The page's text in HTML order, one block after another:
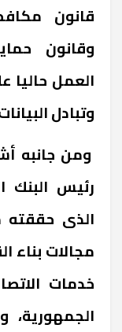
قانون
وقانون
العمل حاليا
وتبادل
ومن جانبه
رئيس البنك
الذى حققته
مجالات بناء
خدمات